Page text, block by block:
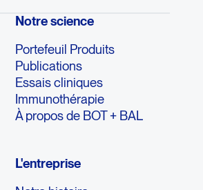
Notre science
Portefeuil Produits
Publications
Essais cliniques
Immunothérapie
À propos de BOT + BAL
L'entreprise